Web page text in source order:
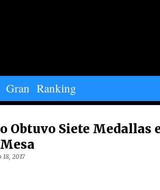
Gran Ranking
Obtuvo Siete Medallas
2017